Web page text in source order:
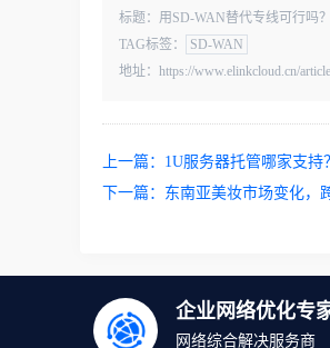
标题：用SD-WAN替代专线可行吗？
TAG标签：
SD-WAN
地址：https://www.elinkcloud.cn/
上一篇： 1U服务器托管哪家支持？
下一篇： 东南亚美妆市场变化，
企业网络优化专
网络综合解决服务商